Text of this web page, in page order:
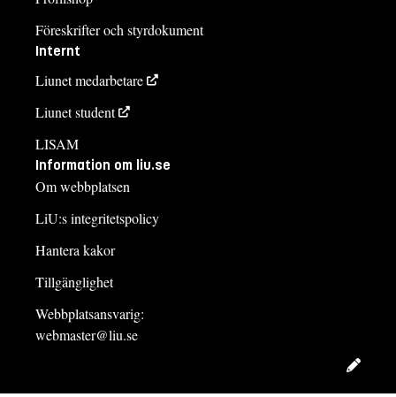
Föreskrifter och styrdokument
Internt
Liunet medarbetare
Liunet student
LISAM
Information om liu.se
Om webbplatsen
LiU:s integritetspolicy
Hantera kakor
Tillgänglighet
Webbplatsansvarig:
webmaster@liu.se